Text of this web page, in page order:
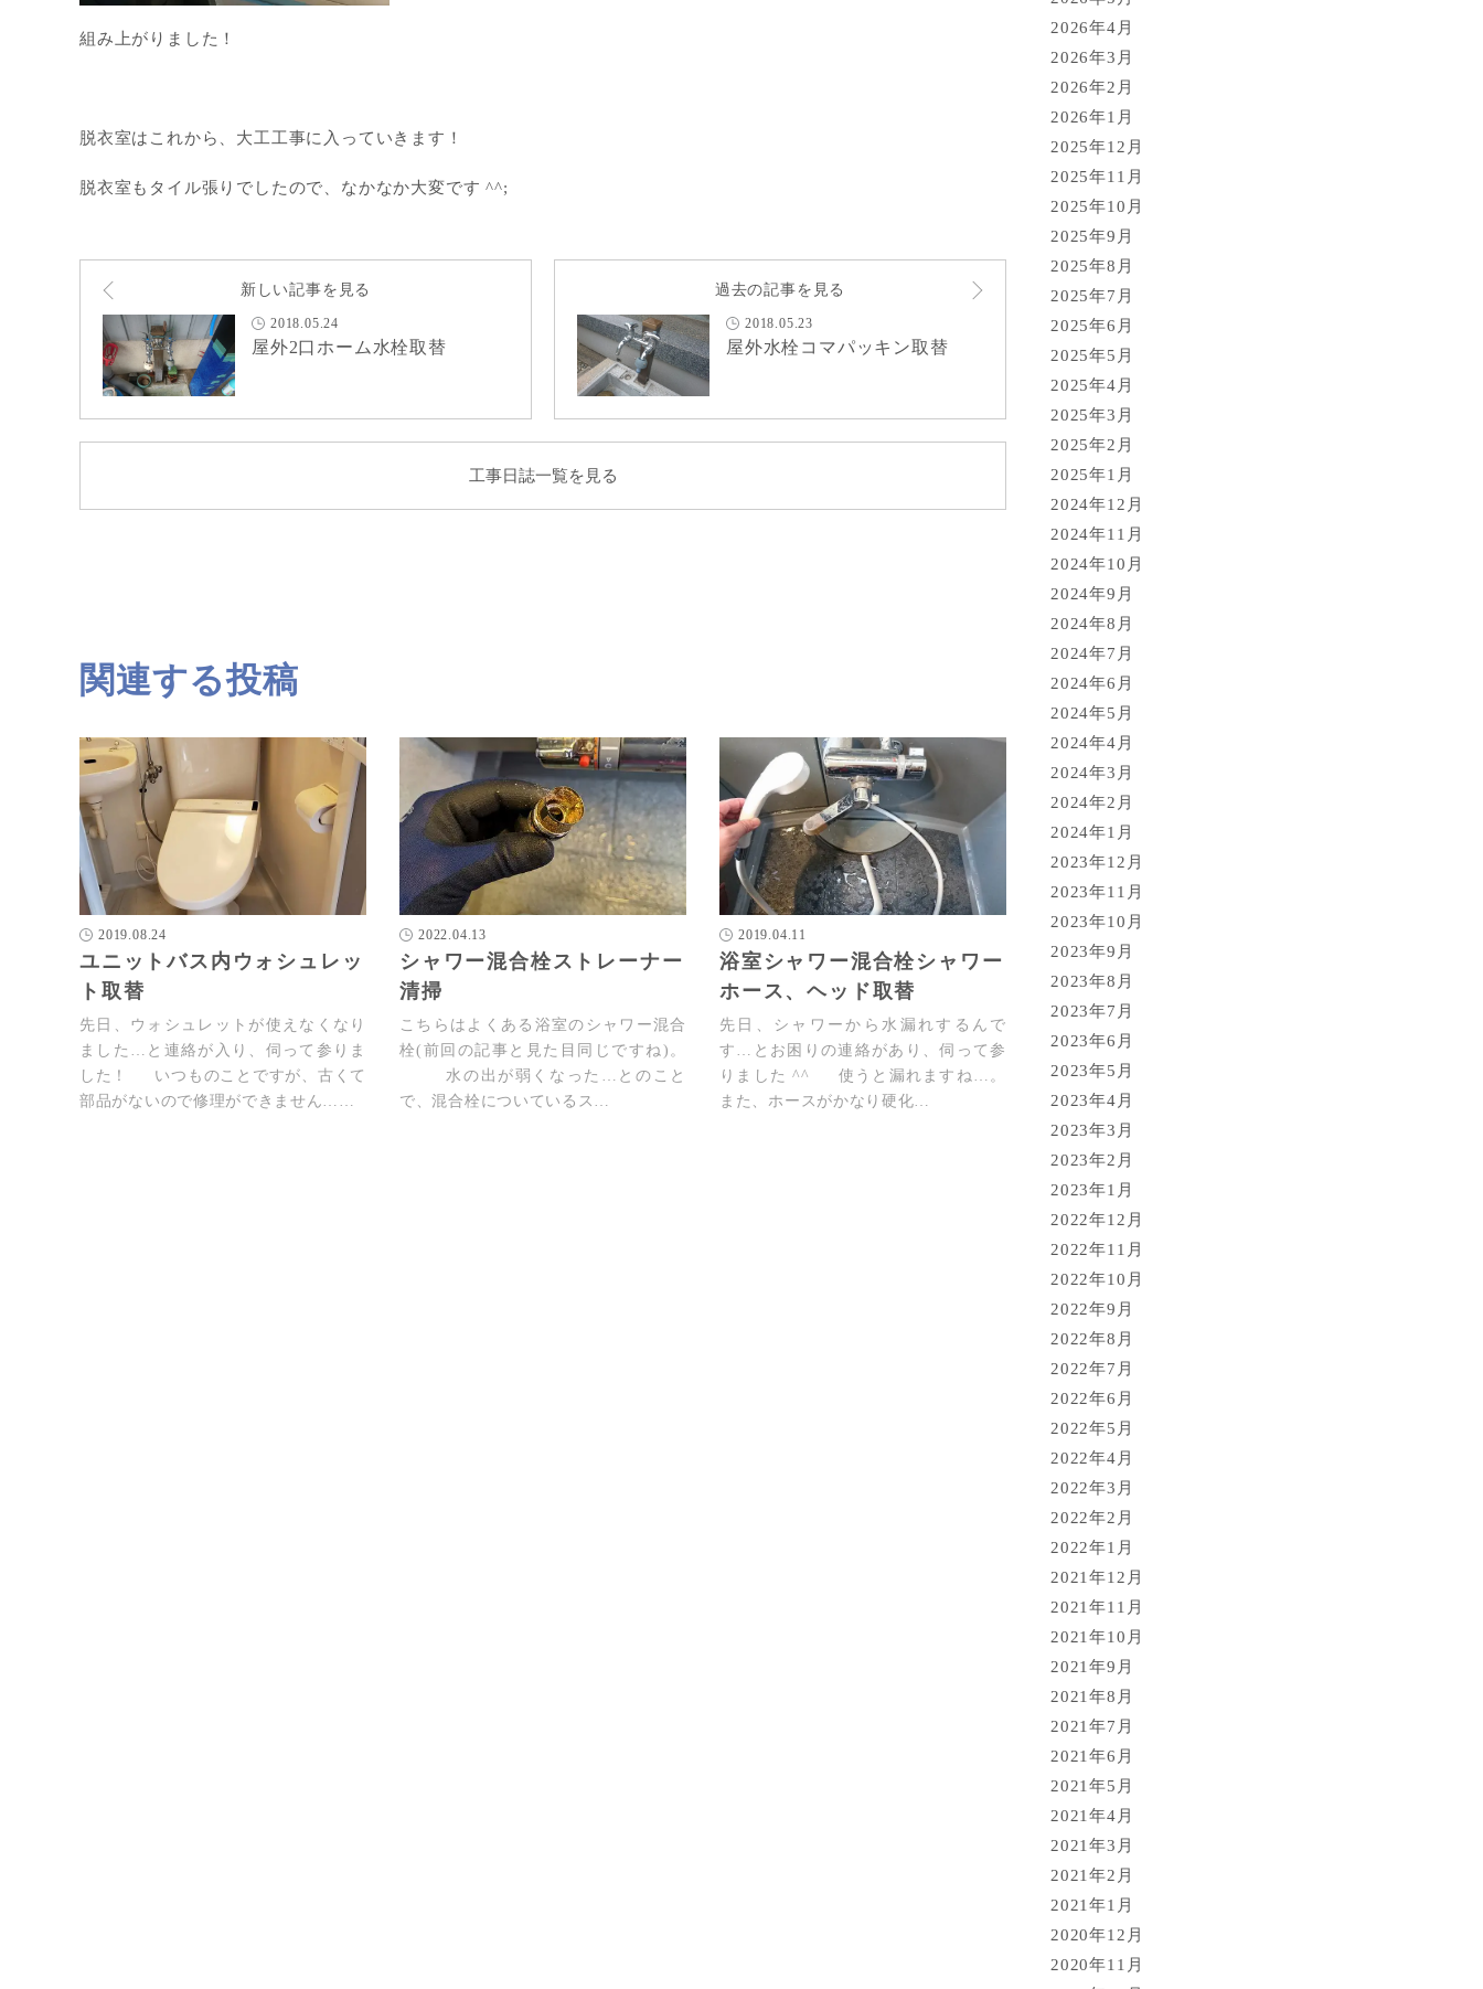
組み上がりました！
脱衣室はこれから、大工工事に入っていきます！
脱衣室もタイル張りでしたので、なかなか大変です ^^;
新しい記事を見る
2018.05.24
屋外2口ホーム水栓取替
過去の記事を見る
2018.05.23
屋外水栓コマパッキン取替
工事日誌一覧を見る
関連する投稿
2019.08.24
ユニットバス内ウォシュレッ
ト取替
先日、ウォシュレットが使えなくなり
ました…と連絡が入り、伺って参りま
した！ いつものことですが、古くて
部品がないので修理ができません……
2022.04.13
シャワー混合栓ストレーナー
清掃
こちらはよくある浴室のシャワー混合
栓(前回の記事と見た目同じですね)。
水の出が弱くなった…とのこと
で、混合栓についているス…
2019.04.11
浴室シャワー混合栓シャワー
ホース、ヘッド取替
先日、シャワーから水漏れするんで
す…とお困りの連絡があり、伺って参
りました ^^ 使うと漏れますね…。
また、ホースがかなり硬化…
2026年4月
2026年3月
2026年2月
2026年1月
2025年12月
2025年11月
2025年10月
2025年9月
2025年8月
2025年7月
2025年6月
2025年5月
2025年4月
2025年3月
2025年2月
2025年1月
2024年12月
2024年11月
2024年10月
2024年9月
2024年8月
2024年7月
2024年6月
2024年5月
2024年4月
2024年3月
2024年2月
2024年1月
2023年12月
2023年11月
2023年10月
2023年9月
2023年8月
2023年7月
2023年6月
2023年5月
2023年4月
2023年3月
2023年2月
2023年1月
2022年12月
2022年11月
2022年10月
2022年9月
2022年8月
2022年7月
2022年6月
2022年5月
2022年4月
2022年3月
2022年2月
2022年1月
2021年12月
2021年11月
2021年10月
2021年9月
2021年8月
2021年7月
2021年6月
2021年5月
2021年4月
2021年3月
2021年2月
2021年1月
2020年12月
2020年11月